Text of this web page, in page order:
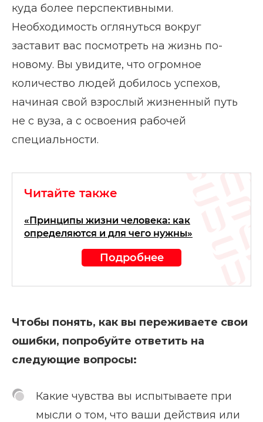
куда более перспективными.
Необходимость оглянуться вокруг
заставит вас посмотреть на жизнь по-
новому. Вы увидите, что огромное
количество людей добилось успехов,
начиная свой взрослый жизненный путь
не с вуза, а с освоения рабочей
специальности.
Читайте также
«Принципы жизни человека: как
определяются и для чего нужны»
Подробнее
Чтобы понять, как вы переживаете свои
ошибки, попробуйте ответить на
следующие вопросы:
Какие чувства вы испытываете при
мысли о том, что ваши действия или